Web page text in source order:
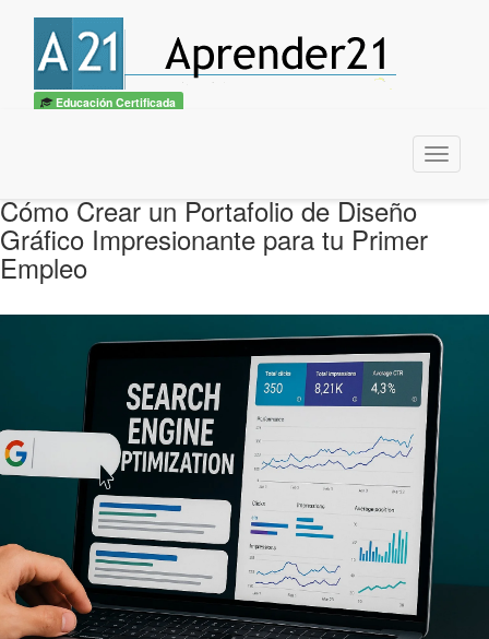
Educación Certificada
Menu
Cómo Crear un Portafolio de Diseño
Gráfico Impresionante para tu Primer
Empleo